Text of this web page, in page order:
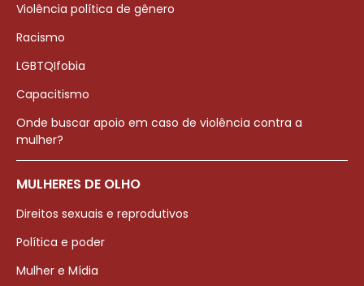
Violência política de gênero
Racismo
LGBTQIfobia
Capacitismo
Onde buscar apoio em caso de violência contra a
mulher?
MULHERES DE OLHO
Direitos sexuais e reprodutivos
Política e poder
Mulher e Mídia